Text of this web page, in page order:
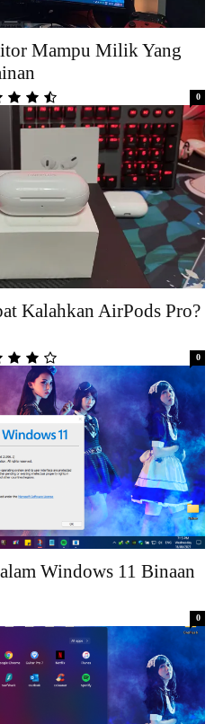
Mampu Milik Yang
0
Kalahkan AirPods Pro?
0
Windows 11 Binaan
0